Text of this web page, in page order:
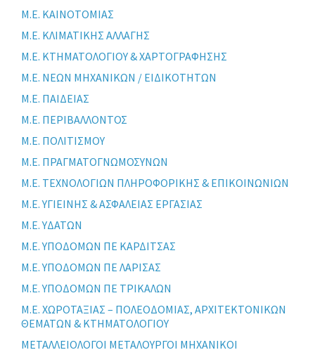
Μ.Ε. ΚΑΙΝΟΤΟΜΙΑΣ
Μ.Ε. ΚΛΙΜΑΤΙΚΗΣ ΑΛΛΑΓΗΣ
Μ.Ε. ΚΤΗΜΑΤΟΛΟΓΙΟΥ & ΧΑΡΤΟΓΡΑΦΗΣΗΣ
Μ.Ε. ΝΕΩΝ ΜΗΧΑΝΙΚΩΝ / ΕΙΔΙΚΟΤΗΤΩΝ
Μ.Ε. ΠΑΙΔΕΙΑΣ
Μ.Ε. ΠΕΡΙΒΑΛΛΟΝΤΟΣ
Μ.Ε. ΠΟΛΙΤΙΣΜΟΥ
Μ.Ε. ΠΡΑΓΜΑΤΟΓΝΩΜΟΣΥΝΩΝ
Μ.Ε. ΤΕΧΝΟΛΟΓΙΩΝ ΠΛΗΡΟΦΟΡΙΚΗΣ & ΕΠΙΚΟΙΝΩΝΙΩΝ
Μ.Ε. ΥΓΙΕΙΝΗΣ & ΑΣΦΑΛΕΙΑΣ ΕΡΓΑΣΙΑΣ
Μ.Ε. ΥΔΑΤΩΝ
Μ.Ε. ΥΠΟΔΟΜΩΝ ΠΕ ΚΑΡΔΙΤΣΑΣ
Μ.Ε. ΥΠΟΔΟΜΩΝ ΠΕ ΛΑΡΙΣΑΣ
Μ.Ε. ΥΠΟΔΟΜΩΝ ΠΕ ΤΡΙΚΑΛΩΝ
Μ.Ε. ΧΩΡΟΤΑΞΙΑΣ – ΠΟΛΕΟΔΟΜΙΑΣ, ΑΡΧΙΤΕΚΤΟΝΙΚΩΝ
ΘΕΜΑΤΩΝ & ΚΤΗΜΑΤΟΛΟΓΙΟΥ
ΜΕΤΑΛΛΕΙΟΛΟΓΟΙ ΜΕΤΑΛΟΥΡΓΟΙ ΜΗΧΑΝΙΚΟΙ